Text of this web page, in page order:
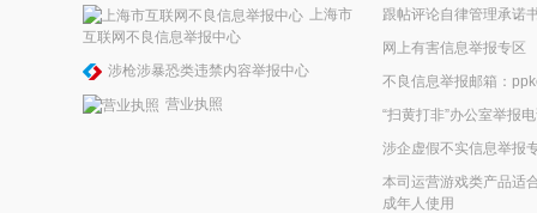
上海市
互联网不良信息举报中心
涉枪涉暴恐类违禁内容举报中心
营业执照
跟帖评论自律管理承诺
网上有害信息举报专区
不良信息举报邮箱：
“扫黄打非”办公室举报
涉企虚假不实信息举报
本司运营游戏类产品适
成年人使用